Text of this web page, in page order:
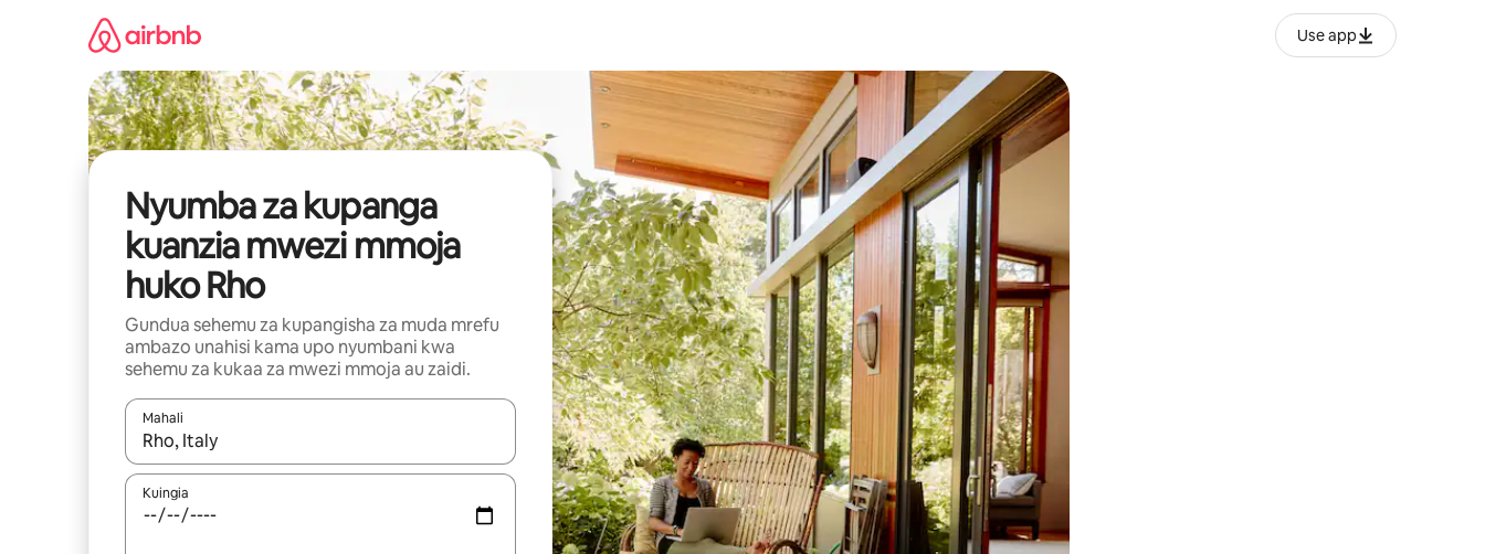
Use app
Nyumba za kupanga
kuanzia mwezi mmoja
huko Rho
Gundua sehemu za kupangisha za muda mrefu
ambazo unahisi kama upo nyumbani kwa
sehemu za kukaa za mwezi mmoja au zaidi.
Mahali
Wakati matokeo yanapatikana, vinjari kwa kutumia vitufe vya vishale vya juu na chini au uchunguze kwa kugusa au kutelezesha kidole kwenye ishara.
Kuingia